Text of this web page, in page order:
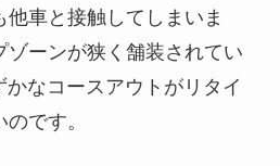
車と接触してしまいま
ゾーンが狭く舗装されてい
なコースアウトがリタイ
です。